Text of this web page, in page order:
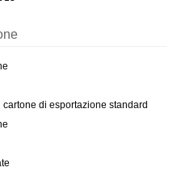
cartone di esportazione standard